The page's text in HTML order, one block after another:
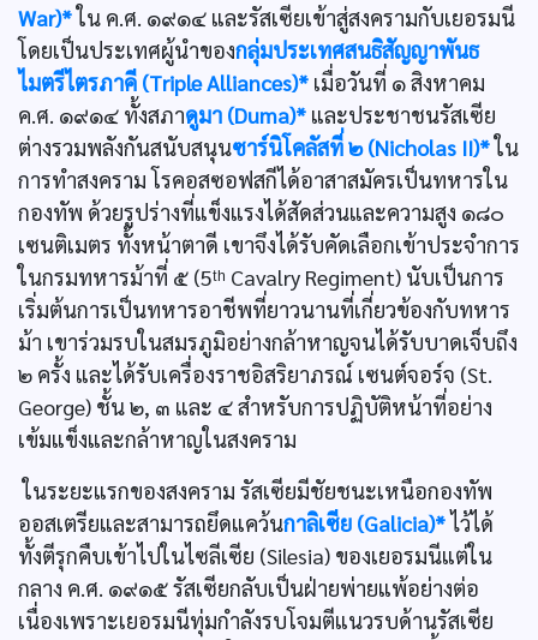
War)*ใน ค.ศ. ๑๙๑๔ และรัสเซียเข้าสู่สงครามกับเยอรมนี
โดยเป็นประเทศผู้นำของกลุ่มประเทศสนธิสัญญาพันธ
ไมตรีไตรภาคี (Triple Alliances)* เมื่อวันที่ ๑ สิงหาคม
ค.ศ. ๑๙๑๔ ทั้งสภาดูมา (Duma)* และประชาชนรัสเซีย
ต่างรวมพลังกันสนับสนุนซาร์นิโคลัสที่ ๒ (Nicholas II)*ใน
การทำสงคราม โรคอสซอฟสกีได้อาสาสมัครเป็นทหารใน
กองทัพ ด้วยรูปร่างที่แข็งแรงได้สัดส่วนและความสูง ๑๘๐
เซนติเมตร ทั้งหน้าตาดี เขาจึงได้รับคัดเลือกเข้าประจำการ
ในกรมทหารม้าที่ ๕ (5ᵗʰ Cavalry Regiment) นับเป็นการ
เริ่มต้นการเป็นทหารอาชีพที่ยาวนานที่เกี่ยวข้องกับทหาร
ม้า เขาร่วมรบในสมรภูมิอย่างกล้าหาญจนได้รับบาดเจ็บถึง
๒ ครั้ง และได้รับเครื่องราชอิสริยาภรณ์ เซนต์จอร์จ (St.
George) ชั้น ๒, ๓ และ ๔ สำหรับการปฏิบัติหน้าที่อย่าง
เข้มแข็งและกล้าหาญในสงคราม
ในระยะแรกของสงคราม รัสเซียมีชัยชนะเหนือกองทัพ
ออสเตรียและสามารถยึดแคว้นกาลิเซีย (Galicia)*ไว้ได้
ทั้งตีรุกคืบเข้าไปในไซลีเซีย (Silesia) ของเยอรมนีแต่ใน
กลาง ค.ศ. ๑๙๑๕ รัสเซียกลับเป็นฝ่ายพ่ายแพ้อย่างต่อ
เนื่องเพราะเยอรมนีทุ่มกำลังรบโจมตีแนวรบด้านรัสเซีย